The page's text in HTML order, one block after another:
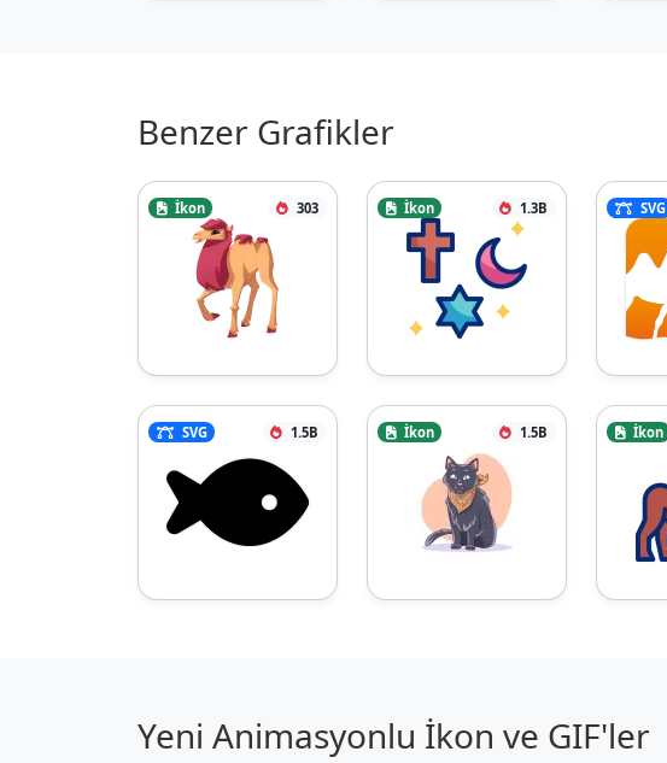
Benzer Grafikler
İkon 303 İkon 1.3B SVG
SVG 1.5B İkon 1.5B İkon
Yeni Animasyonlu İkon ve GIF'ler